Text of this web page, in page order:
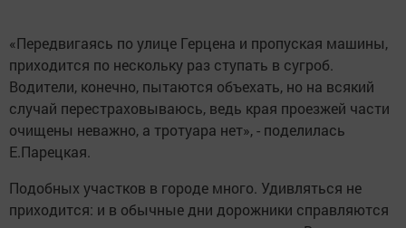
«Передвигаясь по улице Герцена и пропуская машины,
приходится по нескольку раз ступать в сугроб.
Водители, конечно, пытаются объехать, но на всякий
случай перестраховываюсь, ведь края проезжей части
очищены неважно, а тротуара нет», - поделилась
Е.Парецкая.
Подобных участков в городе много. Удивляться не
приходится: и в обычные дни дорожники справляются